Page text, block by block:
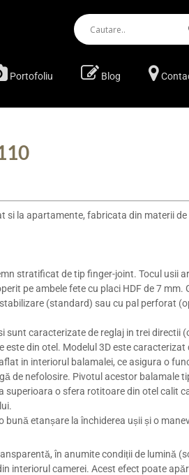
Portofoliu Blog
si la apartamente, fabricata din materii de
stratificat de tip finger-joint. Tocul usii
pe ambele fete cu placi HDF de 7 mm.
(standard) sau cu pal perforat
sunt caracterizate de reglaj in trei directii
din otel. Modelul 3D este caracterizat
in interiorul balamalei, ce asigura o
de nefolosire. Pivotul acestor balamale
o sfera rotitoare din otel calit
bună etanșare la închiderea ușii și o
în anumite condiții de lumină
interiorul camerei. Acest efect poate